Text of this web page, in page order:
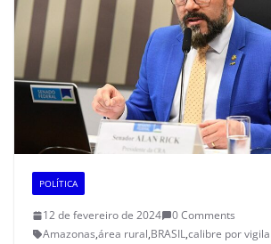
POLÍTICA
12 de fevereiro de 2024
0 Comments
Amazonas,área rural,BRASIL,calibre por